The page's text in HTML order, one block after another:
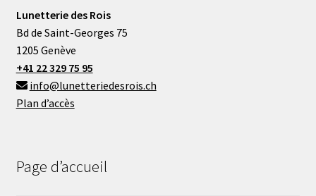
Lunetterie des Rois
Bd de Saint-Georges 75
1205 Genève
+41 22 329 75 95
info@lunetteriedesrois.ch
Plan d’accès
Page d’accueil